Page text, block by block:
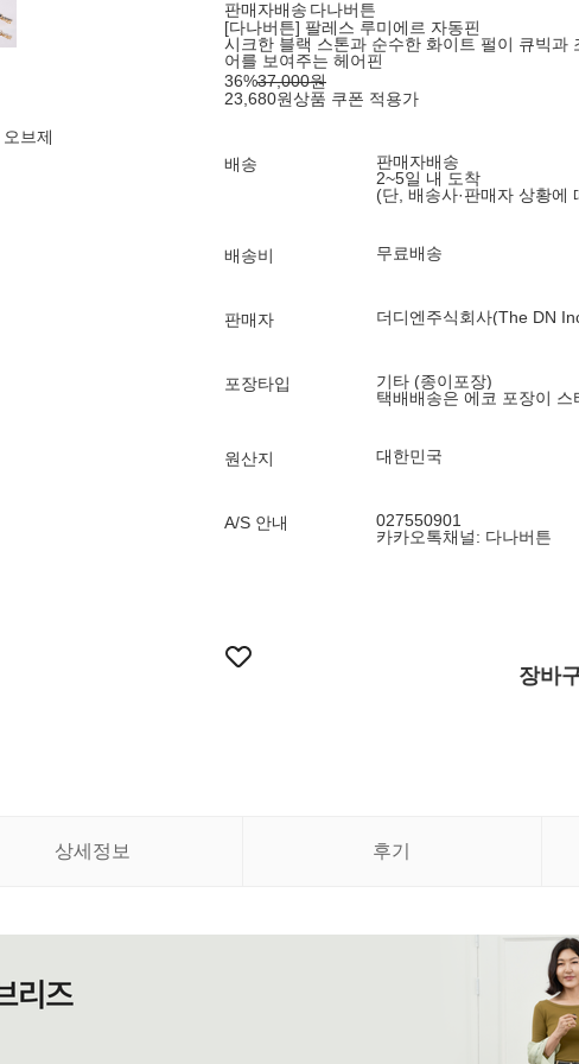
브제
판매자배송 다나버튼
[다나버튼] 팔레스 루미에르 자동핀
시크한 블랙 스톤과 순수한 화이트 펄이 큐빅과
어를 보여주는 헤어핀
36%37,000원
23,680원상품 쿠폰 적용가
배송
판매자배송
2~5일 내 도착
(단, 배송사·판매자 상황에
배송비 무료배송
판매자 더디엔주식회사(The DN
포장타입
기타 (종이포장)
택배배송은 에코 포장이 스
원산지 대한민국
A/S 안내
027550901
카카오톡채널: 다나버튼
장바
상세정보 후기